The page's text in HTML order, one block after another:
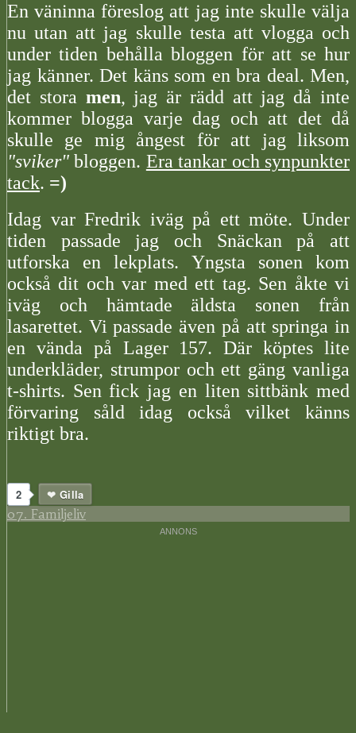
En väninna föreslog att jag inte skulle välja
nu utan att jag skulle testa att vlogga och
under tiden behålla bloggen för att se hur
jag känner. Det käns som en bra deal. Men,
det stora men, jag är rädd att jag då inte
kommer blogga varje dag och att det då
skulle ge mig ångest för att jag liksom
"sviker" bloggen. Era tankar och synpunkter
tack. =)
Idag var Fredrik iväg på ett möte. Under
tiden passade jag och Snäckan på att
utforska en lekplats. Yngsta sonen kom
också dit och var med ett tag. Sen åkte vi
iväg och hämtade äldsta sonen från
lasarettet. Vi passade även på att springa in
en vända på Lager 157. Där köptes lite
underkläder, strumpor och ett gäng vanliga
t-shirts. Sen fick jag en liten sittbänk med
förvaring såld idag också vilket känns
riktigt bra.
2 Gilla
07. Familjeliv